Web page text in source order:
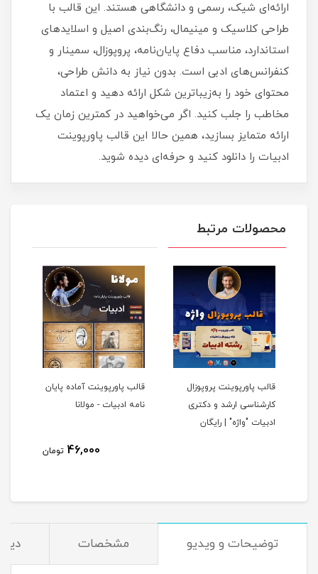
ارائه‌ای شیک، رسمی و دانشگاهی هستند. این قالب با
طراحی کلاسیک و مینیمال، رنگ‌بندی اصیل و اسلایدهای
استاندارد، مناسب دفاع پایان‌نامه، پروپوزال، سمینار و
کنفرانس‌های ادبی است. بدون نیاز به دانش طراحی،
محتوای خود را به‌زیباترین شکل ارائه دهید و اعتماد
مخاطب را جلب کنید. اگر می‌خواهید در کمترین زمان یک
ارائه متمایز بسازید، همین حالا این قالب پاورپوینت
ادبیات را دانلود کنید و حرفه‌ای دیده شوید.
محصولات مرتبط
قالب پاورپوینت پروپوزال
کارشناسی ارشد و دکتری
ادبیات "واژه" | رایگان
قالب پاورپوینت آماده پایان
نامه ادبیات - مولانا
46,000 تومان
توضیحات و ویدیو مشخصات